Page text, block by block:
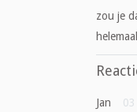
zou je
Jan